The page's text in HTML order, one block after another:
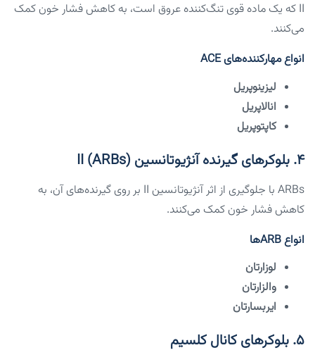
II که یک ماده قوی تنگ‌کننده عروق است، به کاهش فشار خون کمک
می‌کنند.
انواع مهارکننده‌های ACE
لیزینوپریل
انالاپریل
کاپتوپریل
۴. بلوکرهای گیرنده آنژیوتانسین II (ARBs)
ARBs با جلوگیری از اثر آنژیوتانسین II بر روی گیرنده‌های آن، به
کاهش فشار خون کمک می‌کنند.
انواع ARBها
لوزارتان
والزارتان
ایربسارتان
۵. بلوکرهای کانال کلسیم